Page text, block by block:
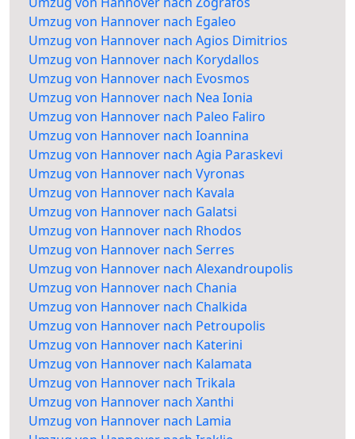
Umzug von Hannover nach Egaleo
Umzug von Hannover nach Agios Dimitrios
Umzug von Hannover nach Korydallos
Umzug von Hannover nach Evosmos
Umzug von Hannover nach Nea Ionia
Umzug von Hannover nach Paleo Faliro
Umzug von Hannover nach Ioannina
Umzug von Hannover nach Agia Paraskevi
Umzug von Hannover nach Vyronas
Umzug von Hannover nach Kavala
Umzug von Hannover nach Galatsi
Umzug von Hannover nach Rhodos
Umzug von Hannover nach Serres
Umzug von Hannover nach Alexandroupolis
Umzug von Hannover nach Chania
Umzug von Hannover nach Chalkida
Umzug von Hannover nach Petroupolis
Umzug von Hannover nach Katerini
Umzug von Hannover nach Kalamata
Umzug von Hannover nach Trikala
Umzug von Hannover nach Xanthi
Umzug von Hannover nach Lamia